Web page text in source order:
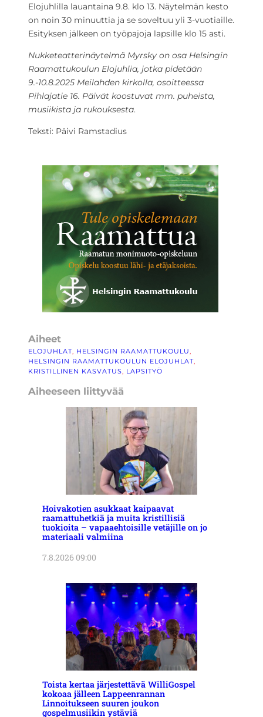
Elojuhlilla lauantaina 9.8. klo 13. Näytelmän kesto
on noin 30 minuuttia ja se soveltuu yli 3-vuotiaille.
Esityksen jälkeen on työpajoja lapsille klo 15 asti.
Nukketeatterinäytelmä Myrsky on osa Helsingin
Raamattukoulun Elojuhlia, jotka pidetään
9.-10.8.2025 Meilahden kirkolla, osoitteessa
Pihlajatie 16. Päivät koostuvat mm. puheista,
musiikista ja rukouksesta.
Teksti: Päivi Ramstadius
Aiheet
ELOJUHLAT HELSINGIN RAAMATTUKOULU
HELSINGIN RAAMATTUKOULUN ELOJUHLAT
KRISTILLINEN KASVATUS
LAPSITYÖ
Aiheeseen liittyvää
Hoivakotien asukkaat kaipaavat
raamattuhetkiä ja muita kristillisiä
tuokioita – vapaaehtoisille vetäjille on jo
materiaali valmiina
7.8.2026 09:00
Toista kertaa järjestettävä WilliGospel
kokoaa jälleen Lappeenrannan
Linnoitukseen suuren joukon
gospelmusiikin ystäviä